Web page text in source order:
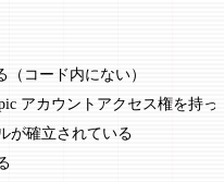
コード内にない）
アカウントアクセス権を持っ
が確立されている